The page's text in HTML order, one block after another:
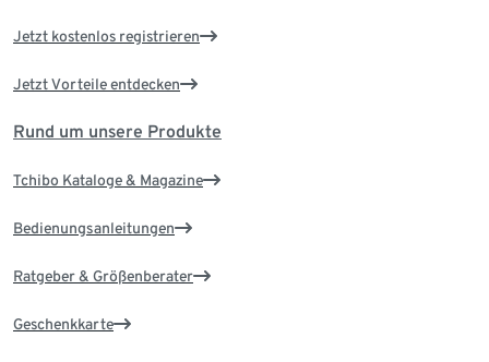
Jetzt kostenlos registrieren
Jetzt Vorteile entdecken
Rund um unsere Produkte
Tchibo Kataloge & Magazine
Bedienungsanleitungen
Ratgeber & Größenberater
Geschenkkarte